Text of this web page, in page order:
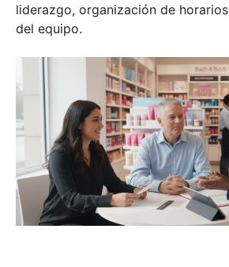
liderazgo, organización de
del equipo.